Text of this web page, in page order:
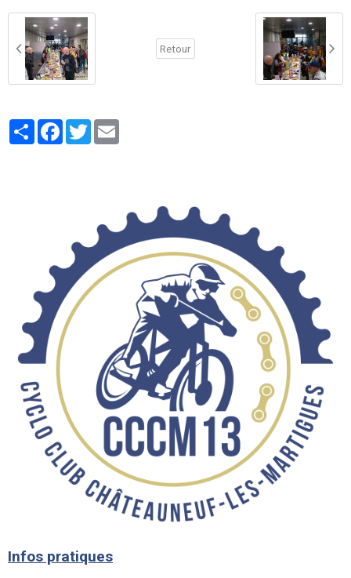
Retour
PartagerFacebook
Twitter
Infos pratiques